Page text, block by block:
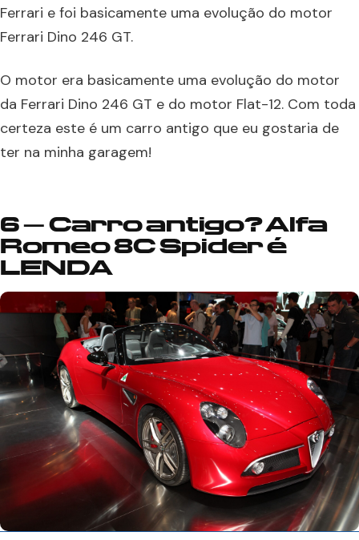
Ferrari e foi basicamente uma evolução do motor
Ferrari Dino 246 GT.
O motor era basicamente uma evolução do motor
da Ferrari Dino 246 GT e do motor Flat-12. Com toda
certeza este é um carro antigo que eu gostaria de
ter na minha garagem!
6 – Carro antigo? Alfa
Romeo 8C Spider é
LENDA